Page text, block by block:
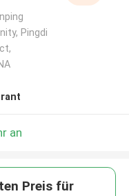
Pingdi
an
Preis für